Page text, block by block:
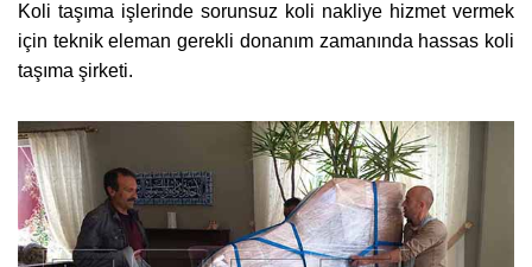
Koli taşıma işlerinde sorunsuz koli nakliye hizmet vermek
için teknik eleman gerekli donanım zamanında hassas koli
taşıma şirketi.